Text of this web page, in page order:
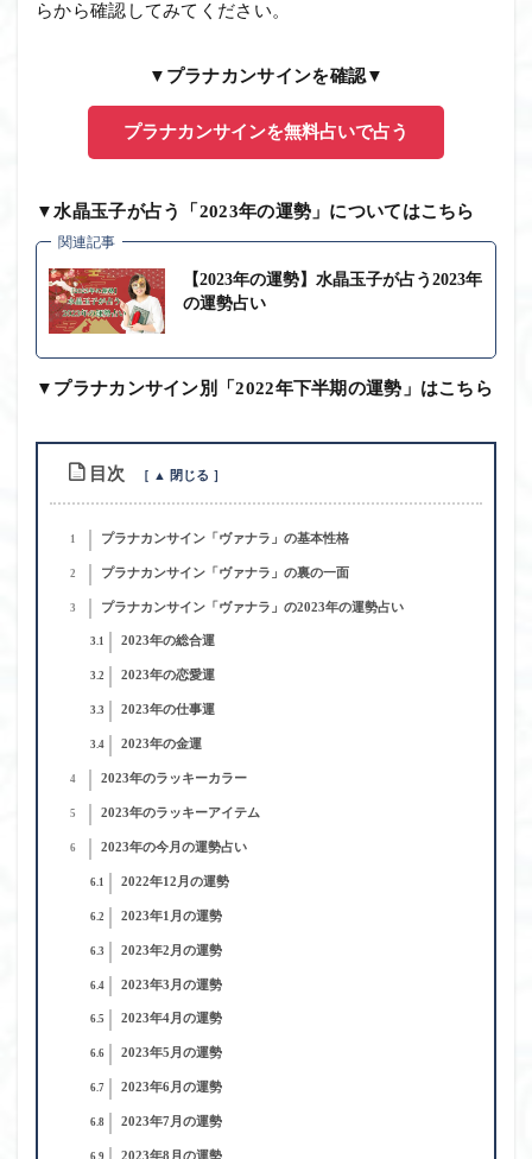
らから確認してみてください。
▼プラナカンサインを確認▼
プラナカンサインを無料占いで占う
▼水晶玉子が占う「2023年の運勢」についてはこちら
関連記事
【2023年の運勢】水晶玉子が占う2023年
の運勢占い
▼プラナカンサイン別「2022年下半期の運勢」はこちら
目次
1 プラナカンサイン「ヴァナラ」の基本性格
2 プラナカンサイン「ヴァナラ」の裏の一面
3 プラナカンサイン「ヴァナラ」の2023年の運勢占い
3.1 2023年の総合運
3.2 2023年の恋愛運
3.3 2023年の仕事運
3.4 2023年の金運
4 2023年のラッキーカラー
5 2023年のラッキーアイテム
6 2023年の今月の運勢占い
6.1 2022年12月の運勢
6.2 2023年1月の運勢
6.3 2023年2月の運勢
6.4 2023年3月の運勢
6.5 2023年4月の運勢
6.6 2023年5月の運勢
6.7 2023年6月の運勢
6.8 2023年7月の運勢
2023年8月の運勢